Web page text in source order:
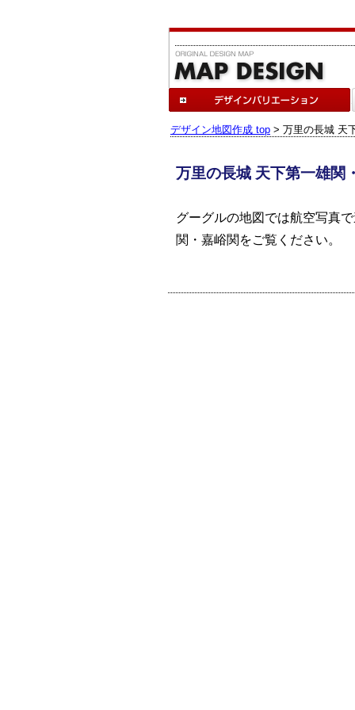
デザイン地図作成 top > 万里の長城 天
万里の長城 天下第一雄関
グーグルの地図では航空写真
関・嘉峪関 をご覧ください。